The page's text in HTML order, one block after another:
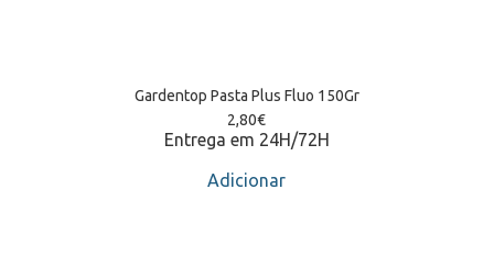
Gardentop Pasta Plus Fluo 150Gr
2,80€
Entrega em 24H/72H
Adicionar